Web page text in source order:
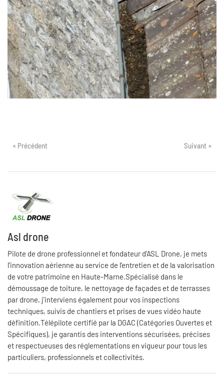
« Précédent Suivant »
Asl drone
Pilote de drone professionnel et fondateur d'ASL Drone, je mets
l'innovation aérienne au service de l'entretien et de la valorisation
de votre patrimoine en Haute-Marne.Spécialisé dans le
démoussage de toiture, le nettoyage de façades et de terrasses
par drone, j'interviens également pour vos inspections
techniques, suivis de chantiers et prises de vues vidéo haute
définition.Télépilote certifié par la DGAC (Catégories Ouvertes et
Spécifiques), je garantis des interventions sécurisées, précises
et respectueuses des réglementations en vigueur pour tous les
particuliers, professionnels et collectivités.